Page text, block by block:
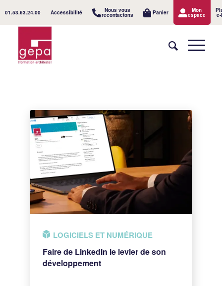
01.53.63.24.00 Accessibilité Nous vous
recontactons Panier Mon
espace
LOGICIELS ET NUMÉRIQUE
Faire de LinkedIn le levier de son
développement